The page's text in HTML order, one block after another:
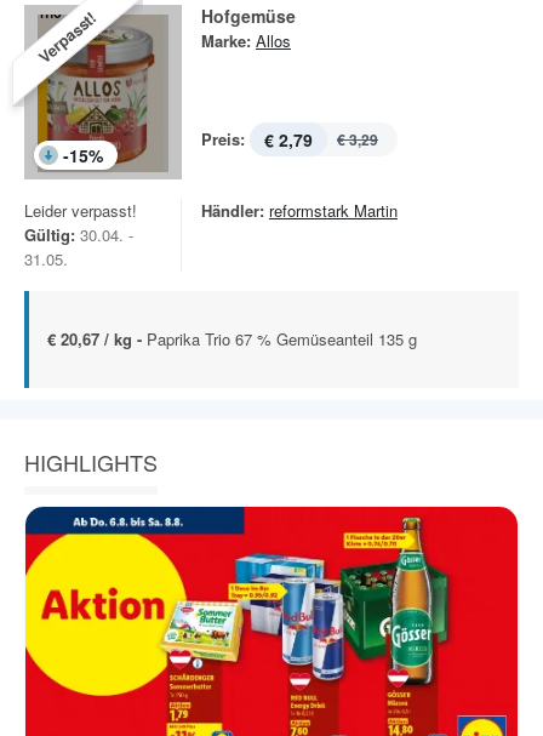
Verpasst!
-15%
Hofgemüse
Marke: Allos
Preis: € 2,79 € 3,29
Leider verpasst!
Gültig: 30.04. -
31.05.
Händler: reformstark Martin
€ 20,67 / kg - Paprika Trio 67 % Gemüseanteil 135 g
HIGHLIGHTS